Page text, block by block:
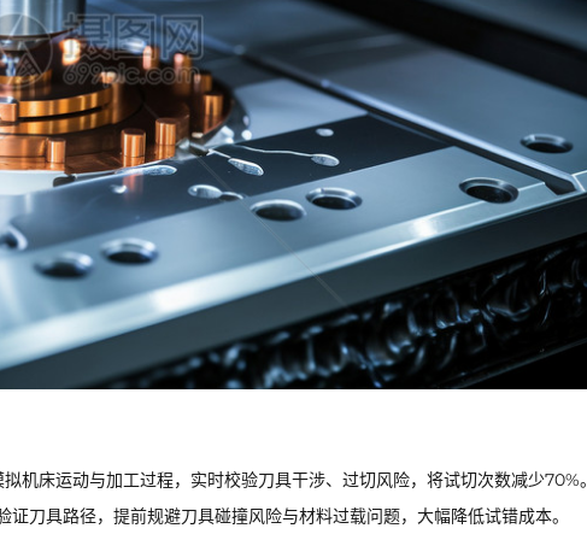
机床运动与加工过程，实时校验刀具干涉、过切风险，将试切次数减少70%。
刀具路径，提前规避刀具碰撞风险与材料过载问题，大幅降低试错成本。